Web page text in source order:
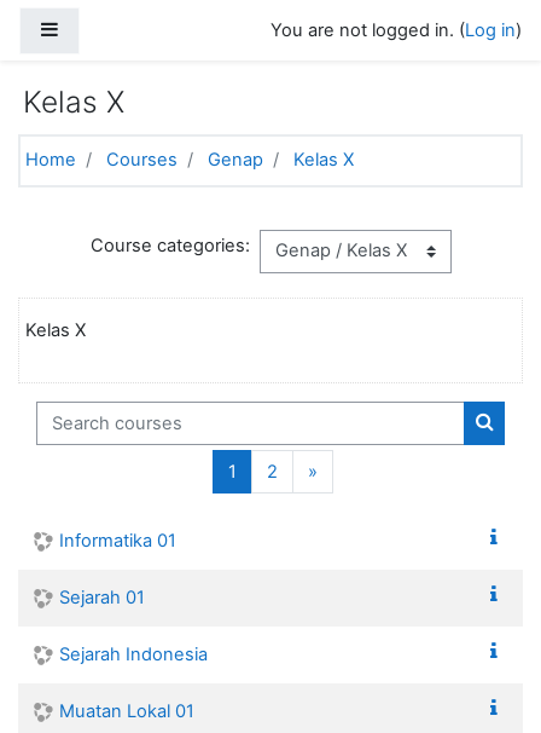
You are not logged in. (Log in)
Kelas X
Home Courses Genap Kelas X
Course categories:
Kelas X
Search courses
1 (current)
2 »Next
Informatika 01
Sejarah 01
Sejarah Indonesia
Muatan Lokal 01